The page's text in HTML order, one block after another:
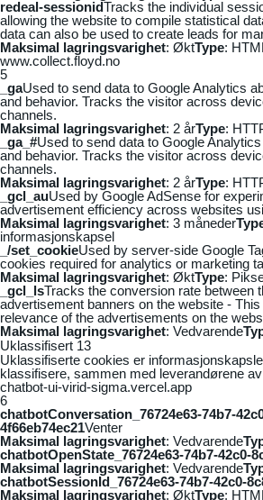
redeal-sessionidTracks the individual
allowing the website to compile statistical
data can also be used to create leads for
Maksimal lagringsvarighet: ØktType:
www.collect.floyd.no
5
_gaUsed to send data to Google Analytics
and behavior. Tracks the visitor across
channels.
Maksimal lagringsvarighet: 2 årType:
_ga_#Used to send data to Google
and behavior. Tracks the visitor across
channels.
Maksimal lagringsvarighet: 2 årType:
_gcl_auUsed by Google AdSense for
advertisement efficiency across websites
Maksimal lagringsvarighet: 3 måneder
informasjonskapsel
_/set_cookieUsed by server-side Google
cookies required for analytics or marketing
Maksimal lagringsvarighet: ØktType:
_gcl_lsTracks the conversion rate between
advertisement banners on the website -
relevance of the advertisements on the
Maksimal lagringsvarighet: Vedvarende
Uklassifisert 13
Uklassifiserte cookies er
klassifisere, sammen med leverandørene
chatbot-ui-virid-sigma.vercel.app
6
chatbotConversation_76724e63-74b7-
4f66eb74ec21Venter
Maksimal lagringsvarighet: Vedvarende
chatbotOpenState_76724e63-74b7-42c0-
Maksimal lagringsvarighet: Vedvarende
chatbotSessionId_76724e63-74b7-42c0-
Maksimal lagringsvarighet: ØktType: